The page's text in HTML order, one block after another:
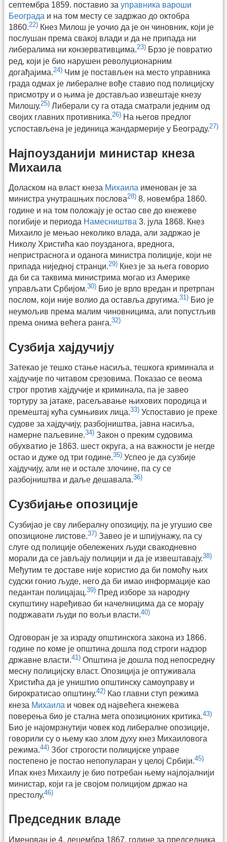
септембра 1859. поставио за управника вароши
Београда и на том месту се задржао до октобра
1860.22) Кнез Милош је уочио да је он чиновник, који је
послушан према свакој влади и да не припада ни
либералима ни конзервативцима.23) Брзо је повратио
ред, који је био нарушен револуционарним
догађајима.24) Чим је постављен на место управника
града одмах је либералне вође ставио под полицијску
присмотру и о њима је достављао извештаје кнезу
Милошу.25) Либерали су га отада сматрали једним од
својих главних противника.26) На његов предлог
успостављена је јединица жандармерије у Београду.27)
Најпоузданији министар кнеза
Михаила
Доласком на власт кнеза Михаила именован је за
министра унутрашњих послова28) 8. новембра 1860.
године и на том положају је остао све до кнежеве
погибије и периода Намесништва 3. јула 1868. Кнез
Михаило је мењао неколико влада, али задржао је
Николу Христића као поузданога, вреднога,
непристраснога и оданога министра полиције, који не
припада ниједној странци.29) Кнез је за њега говорио
да би са таквима министрима могао из Америке
управљати Србијом.30) Био је врло вредан и претрпан
послом, који није волио да оставља другима.31) Био је
неумољив према малим чиновницима, али попустљив
према онима већега ранга.32)
Сузбија хајдучију
Затекао је тешко стање насиља, тешкога криминала и
хајдучије по читавом срезовима. Показао се веома
строг против хајдучије и криминала, па је завео
тортуру за јатаке, расељавање њихових породица и
премештај кућа сумњивих лица.33) Успоставио је преке
судове за хајдучију, разбојништва, јавна насиља,
намерне паљевине.34) Закон о преким судовима
обухватио је 1863. шест округа, а на важности је негде
остао и дуже од три године.35) Успео је да сузбије
хајдучију, али не и остале злочине, па су се
разбојништва и даље дешавала.36)
Сузбијање опозиције
Сузбијао је сву либералну опозицију, па је угушио све
опозиционе листове.37) Завео је и шпијунажу, па су
слуге од полиције обележених људи свакодневно
морали да се јављају полицији и да је извештавају.38)
Међутим те доставе није користио да би помоћу њих
судски гонио људе, него да би имао информације као
педантан полицајац.39) Пред изборе за народну
скупштину наређивао би начелницима да се морају
подржавати људи по вољи власти.40)
Одговоран је за израду општинскога закона из 1866.
године по коме је општина дошла под строги надзор
државне власти.41) Општина је дошла под непосредну
месну полицијску власт. Опозиција је оптуживала
Христића да је уништио општинску самоуправу и
бирократисао општину.42) Као главни ступ режима
кнеза Михаила и човек од највећега кнежева
поверења био је стална мета опозиционих критика.43)
Био је најомрзнутији човек код либералне опозиције,
говорили су о њему као злом духу кнез Михаиловога
режима.44) Због строгости полицијске управе
постепено је постао непопуларан у целој Србији.45)
Ипак кнез Михаилу је био потребан њему најлојалнији
министар, који га је својом полицијом држао на
престолу.46)
Председник владе
Именован је 4. децембра 1867. године за председника